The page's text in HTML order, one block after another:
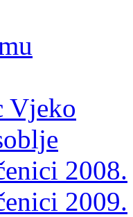
Vjeko
2008.
2009.